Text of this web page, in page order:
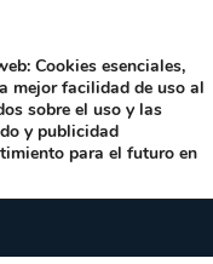
Cookies esenciales,
mejor facilidad de uso al
sobre el uso y las
y publicidad
para el futuro en